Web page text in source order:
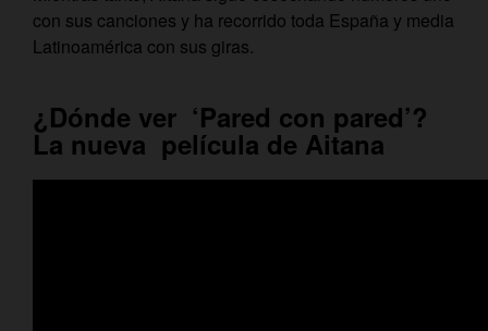
con sus canciones y ha recorrido toda España y media
Latinoamérica con sus giras.
¿Dónde ver ‘Pared con pared’?
La nueva película de Aitana